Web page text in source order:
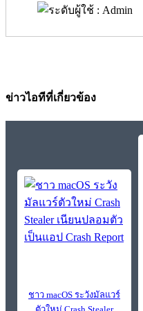
ข่าวไอทีที่เกี่ยวข้อง
ชาว macOS ระวังมัลแวร์